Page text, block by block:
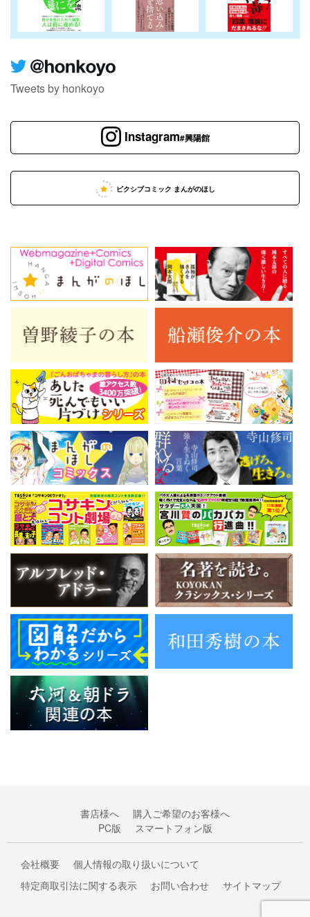
Tweets by honkoyo
Instagram#興陽館
ピクシブコミック まんがのほし
書店様へ
購入ご希望のお客様へ
PC版
スマートフォン版
会社概要
個人情報の取り扱いについて
特定商取引法に関する表示
お問い合わせ サイトマップ